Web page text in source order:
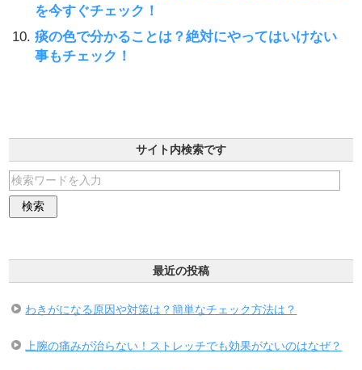
を今すぐチェック！
痰の色で分かることは？絶対にやってはいけない
事もチェック！
サイト内検索です
最近の投稿
わきがになる原因や対策は？簡単なチェック方法は？
上腕の痛みが治らない！ストレッチでも効果がないのはなぜ？